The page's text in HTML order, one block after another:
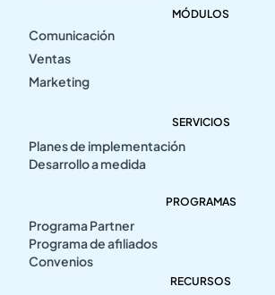
MÓDULOS
Comunicación
Ventas
Marketing
SERVICIOS
Planes de implementación
Desarrollo a medida
PROGRAMAS
Programa Partner
Programa de afiliados
Convenios
RECURSOS